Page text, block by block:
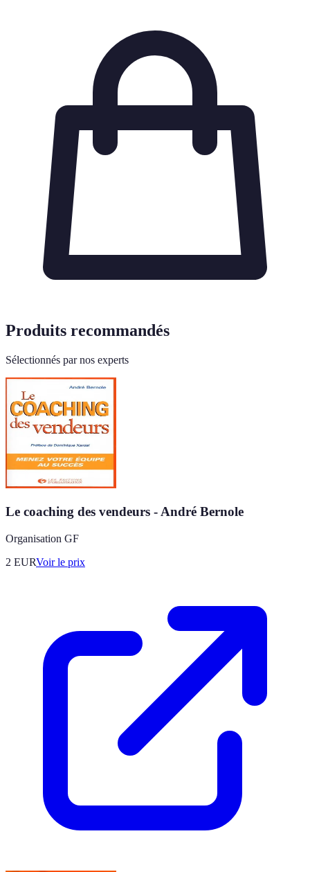
Produits recommandés
Sélectionnés par nos experts
Le coaching des vendeurs - André Bernole
Organisation GF
2 EURVoir le prix